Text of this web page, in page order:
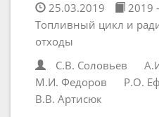
25.03.2019
2019
Топливный цикл и
отходы
С.В. Соловьев
М.И. Федоров
Р.О.
В.В. Артисюк